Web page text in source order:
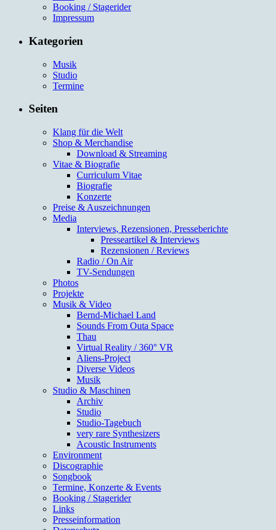
Booking / Stagerider
Impressum
Kategorien
Musik
Studio
Termine
Seiten
Klang für die Welt
Shop & Merchandise
Download & Streaming
Vitae & Biografie
Curriculum Vitae
Biografie
Konzerte
Preise & Auszeichnungen
Media
Interviews, Rezensionen, Presseberichte
Presseartikel & Interviews
Rezensionen / Reviews
Radio / On Air
TV-Sendungen
Photos
Projekte
Musik & Video
Bernd-Michael Land
Sounds From Outa Space
Thau
Virtual Reality / 360° VR
Aliens-Project
Diverse Videos
Musik
Studio & Maschinen
Archiv
Studio
Studio-Tagebuch
very rare Synthesizers
Acoustic Instruments
Environment
Discographie
Songbook
Termine, Konzerte & Events
Booking / Stagerider
Links
Presseinformation